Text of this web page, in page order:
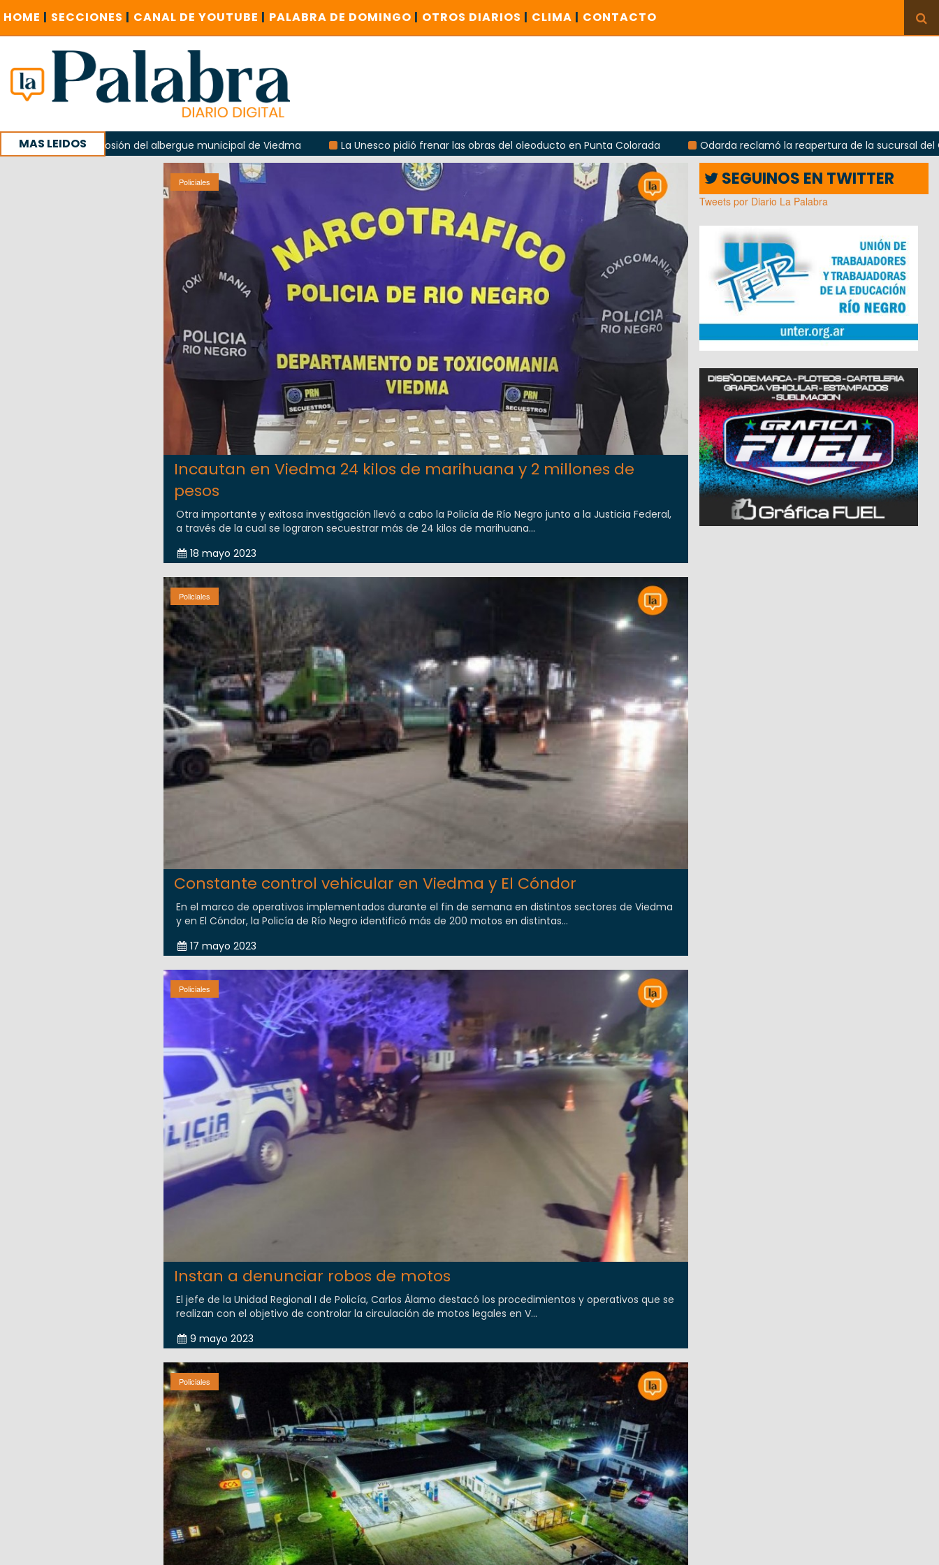
HOME | SECCIONES | CANAL DE YOUTUBE | PALABRA DE DOMINGO | OTROS DIARIOS | CLIMA | CONTACTO
MAS LEIDOS
explosión del albergue municipal de Viedma La Unesco pidió frenar las obras del oleoducto en Punta Colorada
Odarda reclamó la reapertura de la sucursal del Correo
con un encuentro provincial en Roca
Policiales
Incautan en Viedma 24 kilos de marihuana y 2 millones de
pesos
Otra importante y exitosa investigación llevó a cabo la Policía de Río Negro junto a la Justicia Federal,
a través de la cual se lograron secuestrar más de 24 kilos de marihuana...
18 mayo 2023
Policiales
Constante control vehicular en Viedma y El Cóndor
En el marco de operativos implementados durante el fin de semana en distintos sectores de Viedma
y en El Cóndor, la Policía de Río Negro identificó más de 200 motos en distintas...
17 mayo 2023
Policiales
Instan a denunciar robos de motos
El jefe de la Unidad Regional I de Policía, Carlos Álamo destacó los procedimientos y operativos que se
realizan con el objetivo de controlar la circulación de motos legales en V...
9 mayo 2023
Policiales
SEGUINOS EN TWITTER
Tweets por Diario La Palabra